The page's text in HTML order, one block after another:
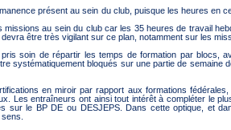
présent au sein du club, puisque les heures en
au sein du club car les 35 heures de travail
être très vigilant sur ce plan, notamment sur les
soin de répartir les temps de formation par blocs,
systématiquement bloqués sur une partie de semaine
en miroir par rapport aux formations
Les entraîneurs ont ainsi tout intérêt à compléter le
sur le BP DE ou DESJEPS. Dans cette optique, et